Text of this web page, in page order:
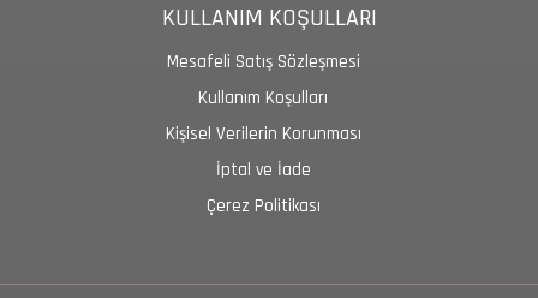
KULLANIM KOŞULLARI
Mesafeli Satış Sözleşmesi
Kullanım Koşulları
Kişisel Verilerin Korunması
İptal ve İade
Çerez Politikası